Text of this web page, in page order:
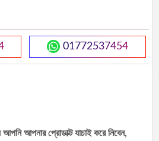
01772537454
আপনি আপনার প্রোডাক্ট যাচাই করে নিবেন,